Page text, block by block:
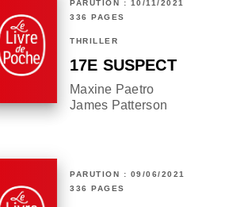
PARUTION : 10/11/2021
336 PAGES
THRILLER
17E SUSPECT
Maxine Paetro
James Patterson
PARUTION : 09/06/2021
336 PAGES